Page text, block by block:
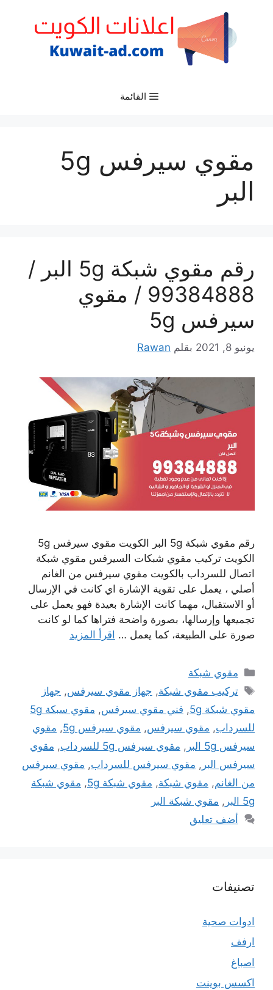
القائمة
مقوي سيرفس 5g
البر
رقم مقوي شبكة 5g البر /
99384888 / مقوي
سيرفس 5g
يونيو 8, 2021 بقلم Rawan
رقم مقوي شبكة 5g البر الكويت مقوي سيرفس 5g
الكويت تركيب مقوي شبكات السيرفس مقوي شبكة
اتصال للسرداب بالكويت مقوي سيرفس من الغانم
أصلي ، يعمل على تقوية الإشارة اي كانت في الإرسال
أو الاستقبال، مهما كانت الإشارة بعيدة فهو يعمل على
تجميعها وإرسالها، بصورة واضحة فتراها كما لو كانت
صورة على الطبيعة، كما يعمل … اقرأ المزيد
التصنيفات
مقوي شبكة
الوسوم
تركيب مقوي شبكة, جهاز مقوي سيرفس, جهاز
مقوي شبكة 5g
, فني مقوي سيرفس,
مقوي سبكة 5g
للسرداب, مقوي سيرفس, مقوي سيرفس 5g , مقوي
سيرفس 5g البر
, مقوي سيرفس 5g للسرداب , مقوي
سيرفس البر , مقوي سيرفس للسرداب, مقوي سيرفس
من الغانم, مقوي شبكة, مقوي شبكة 5g , مقوي شبكة
5g البر
, مقوي شبكة البر
أضف تعليق
تصنيفات
ادوات صحية
ارفف
اصباغ
اكسس بوينت